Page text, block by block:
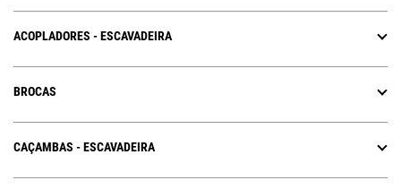
ACOPLADORES - ESCAVADEIRA
BROCAS
CAÇAMBAS - ESCAVADEIRA